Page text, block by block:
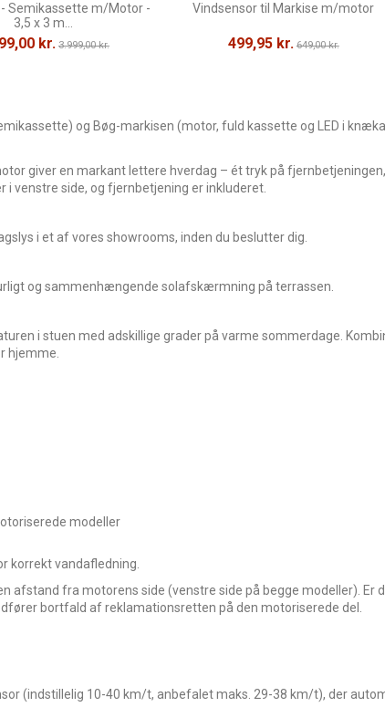
- Semikassette m/Motor -
3,5 x 3 m...
kr. 3.999,00 kr.
Vindsensor til Markise m/motor
499,95 kr. 649,00 kr.
og Bøg-markisen (motor, fuld kassette og LED i
giver en markant lettere hverdag – ét tryk på
venstre side, og fjernbetjening er inkluderet.
i et af vores showrooms, inden du beslutter dig.
og sammenhængende solafskærmning på terrassen.
i stuen med adskillige grader på varme sommerdage.
hjemme.
modeller
korrekt vandafledning.
fra motorens side (venstre side på begge modeller). Er
bortfald af reklamationsretten på den motoriserede del.
(indstillelig 10-40 km/t, anbefalet maks. 29-38 km/t), der